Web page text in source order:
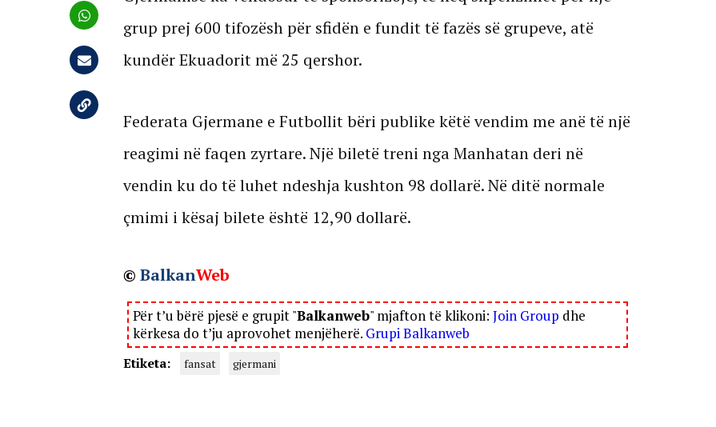
grup prej 600 tifozësh për sfidën e fundit të fazës së grupeve, atë
kundër Ekuadorit më 25 qershor.
Federata Gjermane e Futbollit bëri publike këtë vendim me anë të një
reagimi në faqen zyrtare. Një biletë treni nga Manhatan deri në
vendin ku do të luhet ndeshja kushton 98 dollarë. Në ditë normale
çmimi i kësaj bilete është 12,90 dollarë.
© BalkanWeb
Për t’u bërë pjesë e grupit "Balkanweb" mjafton të klikoni: Join Group dhe
kërkesa do t’ju aprovohet menjëherë. Grupi Balkanweb
Etiketa: fansat gjermani